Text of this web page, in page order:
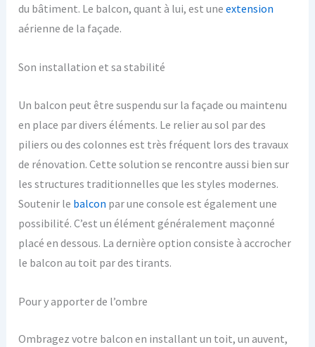
du bâtiment. Le balcon, quant à lui, est uneextension
aérienne de la façade.
Son installation et sa stabilité
Un balcon peut être suspendu sur la façade ou maintenu
en place par divers éléments. Le relier au sol par des
piliers ou des colonnes est très fréquent lors des travaux
de rénovation. Cette solution se rencontre aussi bien sur
les structures traditionnelles que les styles modernes.
Soutenir le balcon par une console est également une
possibilité. C’est un élément généralement maçonné
placé en dessous. La dernière option consiste à accrocher
le balcon au toit par des tirants.
Pour y apporter de l’ombre
Ombragez votre balcon en installant un toit, un auvent,